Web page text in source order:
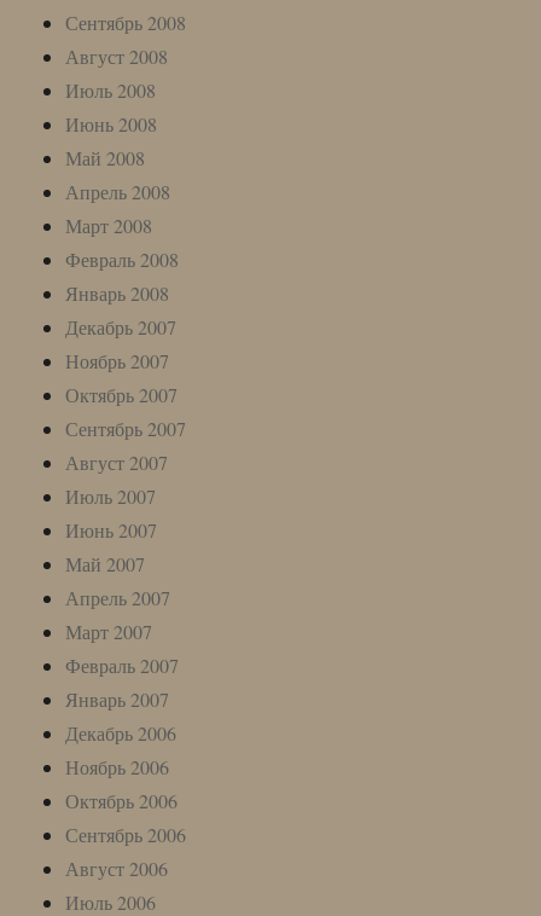
Сентябрь 2008
Август 2008
Июль 2008
Июнь 2008
Май 2008
Апрель 2008
Март 2008
Февраль 2008
Январь 2008
Декабрь 2007
Ноябрь 2007
Октябрь 2007
Сентябрь 2007
Август 2007
Июль 2007
Июнь 2007
Май 2007
Апрель 2007
Март 2007
Февраль 2007
Январь 2007
Декабрь 2006
Ноябрь 2006
Октябрь 2006
Сентябрь 2006
Август 2006
Июль 2006